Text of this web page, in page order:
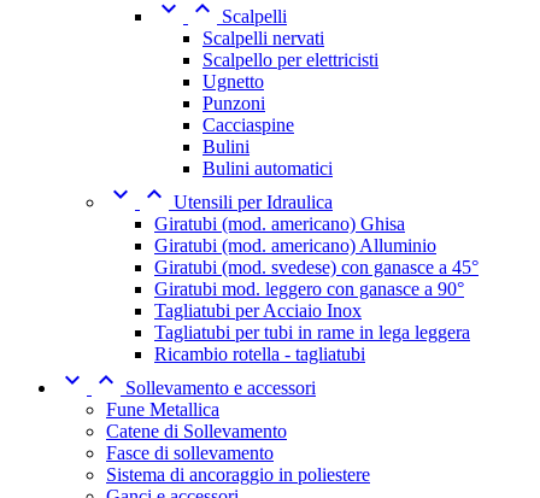
 
Scalpelli
Scalpelli nervati
Scalpello per elettricisti
Ugnetto
Punzoni
Cacciaspine
Bulini
Bulini automatici
  Utensili per Idraulica
Giratubi (mod. americano) Ghisa
Giratubi (mod. americano) Alluminio
Giratubi (mod. svedese) con ganasce a 45°
Giratubi mod. leggero con ganasce a 90°
Tagliatubi per Acciaio Inox
Tagliatubi per tubi in rame in lega leggera
Ricambio rotella - tagliatubi
 
Sollevamento e accessori
Fune Metallica
Catene di Sollevamento
Fasce di sollevamento
Sistema di ancoraggio in poliestere